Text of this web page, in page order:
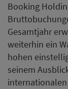
Booking
Gesamtjahr
weiterhin ein
hohen
seinem